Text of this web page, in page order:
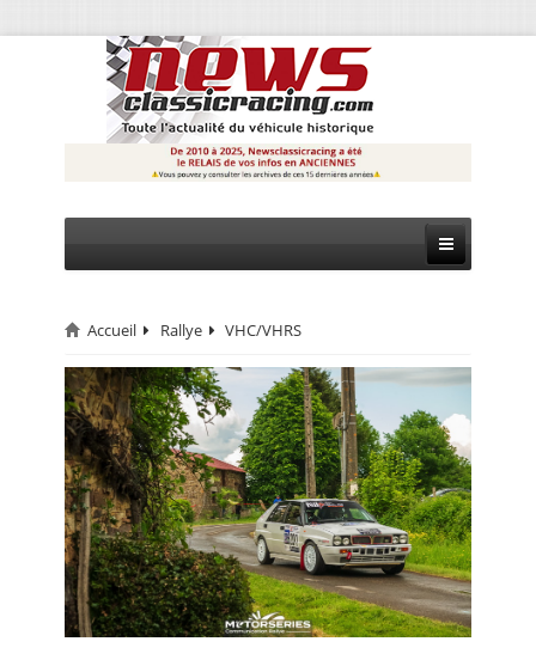
CIRCUIT
RALLYE
MONTAGNE
EVÈNEMENTS
CALENDRIER
FOCUS
Accueil Rallye VHC/VHRS